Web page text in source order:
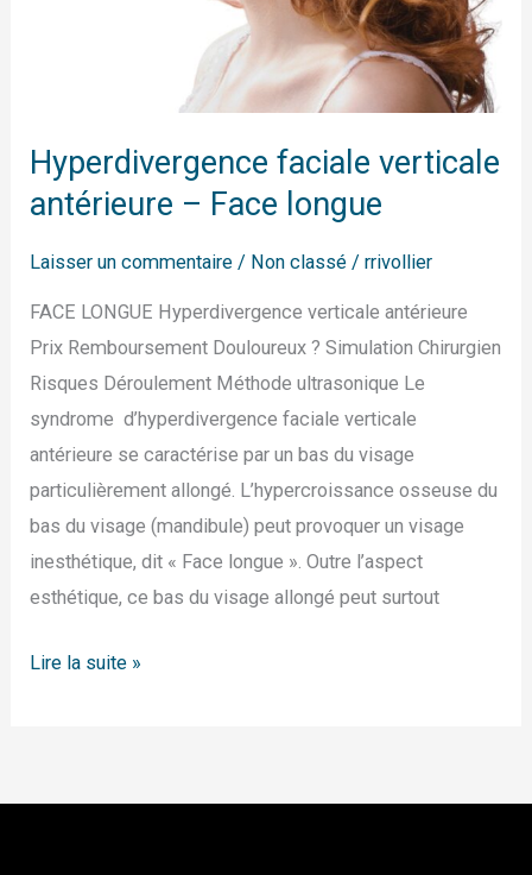
Hyperdivergence faciale verticale
antérieure – Face longue
Laisser un commentaire / Non classé /rrivollier
FACE LONGUE Hyperdivergence verticale antérieure
Prix Remboursement Douloureux ? Simulation Chirurgien
Risques Déroulement Méthode ultrasonique Le
syndrome d’hyperdivergence faciale verticale
antérieure se caractérise par un bas du visage
particulièrement allongé. L’hypercroissance osseuse du
bas du visage (mandibule) peut provoquer un visage
inesthétique, dit « Face longue ». Outre l’aspect
esthétique, ce bas du visage allongé peut surtout
Lire la suite »